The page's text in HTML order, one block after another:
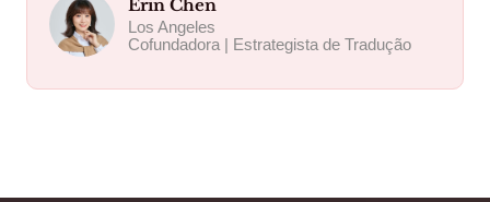
Erin Chen
Los Angeles
Cofundadora | Estrategista de Tradução